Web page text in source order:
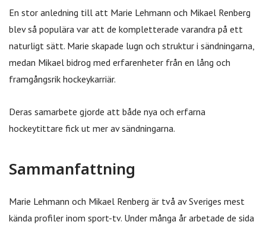
En stor anledning till att Marie Lehmann och Mikael Renberg
blev så populära var att de kompletterade varandra på ett
naturligt sätt. Marie skapade lugn och struktur i sändningarna,
medan Mikael bidrog med erfarenheter från en lång och
framgångsrik hockeykarriär.
Deras samarbete gjorde att både nya och erfarna
hockeytittare fick ut mer av sändningarna.
Sammanfattning
Marie Lehmann och Mikael Renberg är två av Sveriges mest
kända profiler inom sport-tv. Under många år arbetade de sida